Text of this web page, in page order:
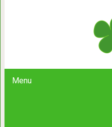
Menu
“Скорая